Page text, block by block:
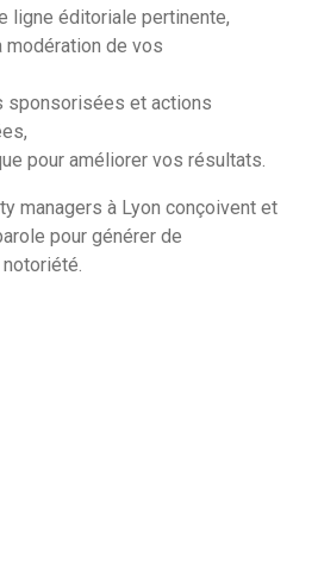
ligne éditoriale pertinente,
modération de vos
sponsorisées et actions
pour améliorer vos résultats.
managers à Lyon conçoivent et
pour générer de
notoriété.